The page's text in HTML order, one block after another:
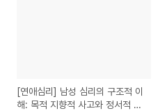
[연애심리] 남성 심리의 구조적 이
해: 목적 지향적 사고와 정서적 동